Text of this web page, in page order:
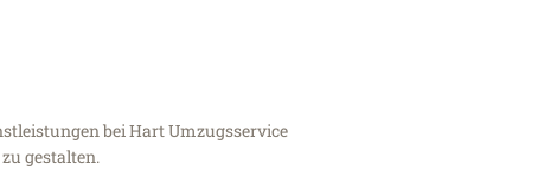
bei Hart Umzugsservice
gestalten.